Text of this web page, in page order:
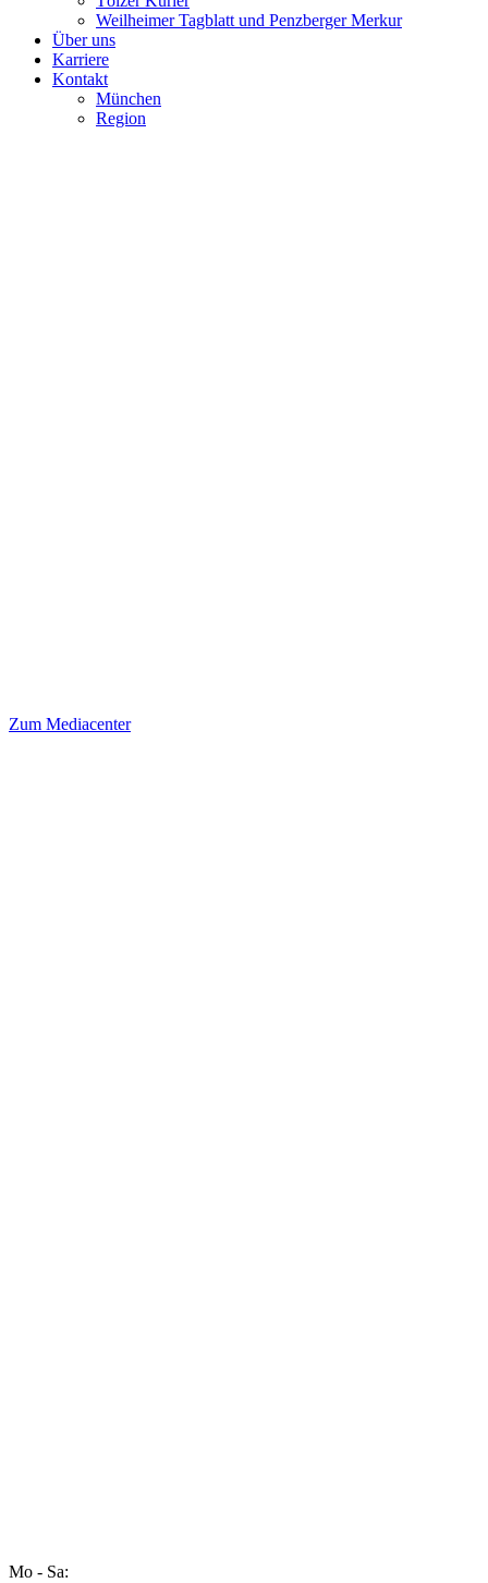
Weilheimer Tagblatt und Penzberger Merkur
Über uns
Karriere
Kontakt
München
Region
Zum Mediacenter
Mo - Sa: